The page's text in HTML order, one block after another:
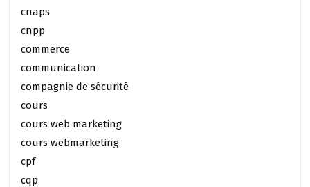
cnaps
cnpp
commerce
communication
compagnie de sécurité
cours
cours web marketing
cours webmarketing
cpf
cqp